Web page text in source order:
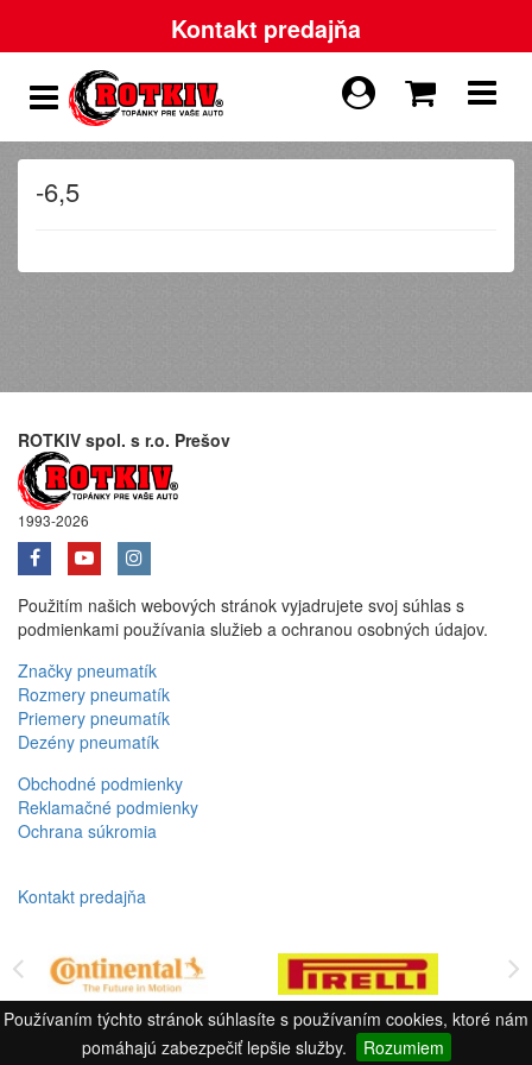
Kontakt predajňa
-6,5
ROTKIV spol. s r.o. Prešov
1993-2026
Použitím našich webových stránok vyjadrujete svoj súhlas s
podmienkami používania služieb a ochranou osobných údajov.
Značky pneumatík
Rozmery pneumatík
Priemery pneumatík
Dezény pneumatík
Obchodné podmienky
Reklamačné podmienky
Ochrana súkromia
Kontakt predajňa
Používaním týchto stránok súhlasíte s používaním cookies, ktoré nám
pomáhajú zabezpečiť lepšie služby.
Rozumiem